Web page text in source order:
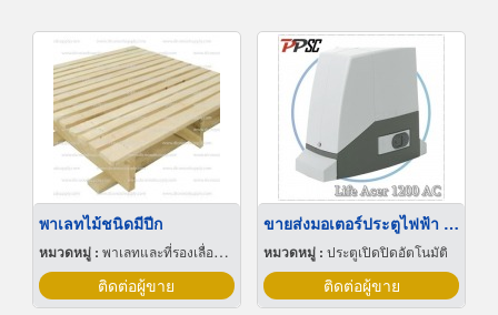
พาเลทไม้ชนิดมีปีก
หมวดหมู่ : พาเลทและที่รองเลื่อนกะบะ
ติดต่อผู้ขาย
ขายส่งมอเตอร์ประตูไฟฟ้า Life Acer 1200 AC
หมวดหมู่ : ประตูเปิดปิดอัตโนมัติ
ติดต่อผู้ขาย